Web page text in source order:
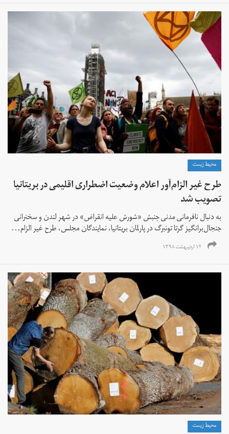
محیط زیست
طرح غیر الزام‌آور اعلام وضعیت اضطراری اقلیمی در بریتانیا
تصویب شد
به‌ دنبال نافرمانی مدنی جنبش «شورش علیه انقراض» در شهر لندن و سخنرانی
جنجال‌برانگیز گرتا تونبرگ در پارلمان بریتانیا، نمایندگان مجلس، طرح غیر الزام‌...
۱۲ اردیبهشت ۱۳۹۸
محیط زیست